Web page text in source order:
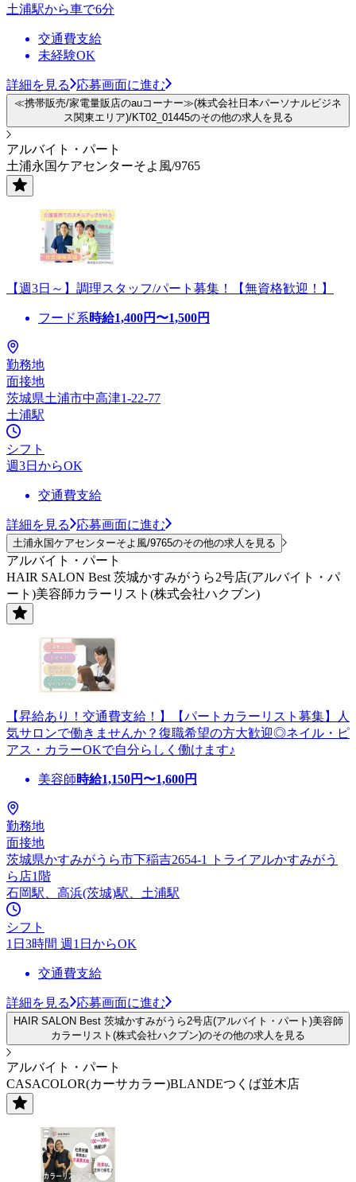
土浦駅から車で6分
交通費支給
未経験OK
詳細を見る 応募画面に進む
≪携帯販売/家電量販店のauコーナー≫(株式会社日本パーソナルビジネ
ス関東エリア)/KT02_01445のその他の求人を見る
アルバイト・パート
土浦永国ケアセンターそよ風/9765
【週3日～】調理スタッフ/パート募集！【無資格歓迎！】
フード系時給1,400円〜1,500円
勤務地
面接地
茨城県土浦市中高津1-22-77
土浦駅
シフト
週3日からOK
交通費支給
詳細を見る 応募画面に進む
土浦永国ケアセンターそよ風/9765のその他の求人を見る
アルバイト・パート
HAIR SALON Best 茨城かすみがうら2号店(アルバイト・パ
ート)美容師カラーリスト(株式会社ハクブン)
【昇給あり！交通費支給！】【パートカラーリスト募集】人
気サロンで働きませんか？復職希望の方大歓迎◎ネイル・ピ
アス・カラーOKで自分らしく働けます♪
美容師時給1,150円〜1,600円
勤務地
面接地
茨城県かすみがうら市下稲吉2654-1 トライアルかすみがう
ら店1階
石岡駅、高浜(茨城)駅、土浦駅
シフト
1日3時間 週1日からOK
交通費支給
詳細を見る 応募画面に進む
HAIR SALON Best 茨城かすみがうら2号店(アルバイト・パート)美容師
カラーリスト(株式会社ハクブン)のその他の求人を見る
アルバイト・パート
CASACOLOR(カーサカラー)BLANDEつくば並木店